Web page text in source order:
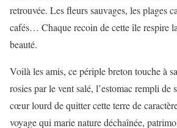
retrouvée. Les fleurs sauvages, les plages
cafés… Chaque recoin de cette île respire
beauté.
Voilà les amis, ce périple breton touche à
rosies par le vent salé, l’estomac rempli de
cœur lourd de quitter cette terre de
voyage qui marie nature déchaînée,